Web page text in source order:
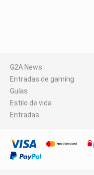
G2A News
Entradas de gaming
Guías
Estilo de vida
Entradas